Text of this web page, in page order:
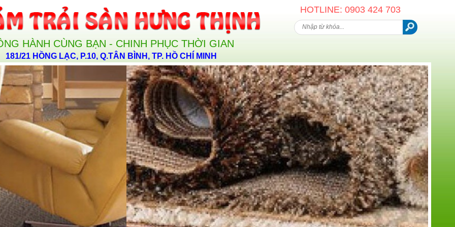
HÀNH CÙNG BẠN - CHINH PHỤC THỜI GIAN
181/21 HỒNG LẠC, P.10, Q.TÂN BÌNH, TP. HỒ CHÍ MINH
HOTLINE: 0903 424 703